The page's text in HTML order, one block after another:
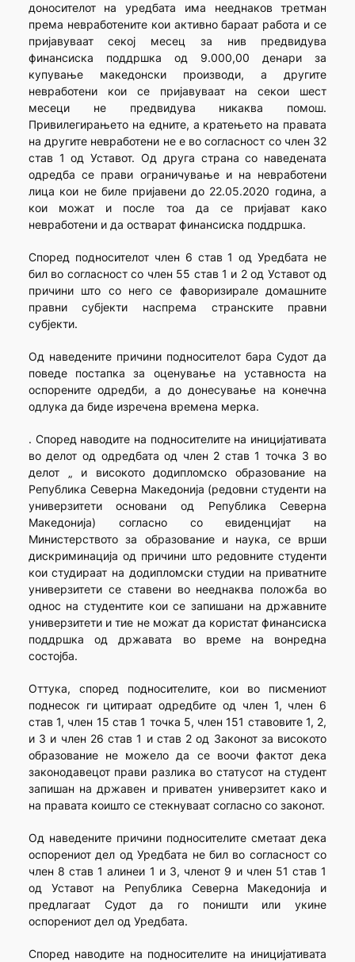
доносителот на уредбата има нееднаков третман
према невработените кои активно бараат работа и се
пријавуваат секој месец за нив предвидува
финансиска поддршка од 9.000,00 денари за
купување македонски производи, а другите
невработени кои се пријавуваат на секои шест
месеци не предвидува никаква помош.
Привилегирањето на едните, а кратењето на правата
на другите невработени не е во согласност со член 32
став 1 од Уставот. Од друга страна со наведената
одредба се прави ограничување и на невработени
лица кои не биле пријавени до 22.05.2020 година, а
кои можат и после тоа да се пријават како
невработени и да остварат финансиска поддршка.
Според подносителот член 6 став 1 од Уредбата не
бил во согласност со член 55 став 1 и 2 од Уставот од
причини што со него се фаворизирале домашните
правни субјекти наспрема странските правни
субјекти.
Од наведените причини подносителот бара Судот да
поведе постапка за оценување на уставноста на
оспорените одредби, а до донесување на конечна
одлука да биде изречена времена мерка.
. Според наводите на подносителите на иницијативата
во делот од одредбата од член 2 став 1 точка 3 во
делот „ и високото додипломско образование на
Република Северна Македонија (редовни студенти на
универзитети основани од Република Северна
Македонија) согласно со евиденцијат на
Министерството за образование и наука, се врши
дискриминација од причини што редовните студенти
кои студираат на додипломски студии на приватните
универзитети се ставени во нееднаква положба во
однос на студентите кои се запишани на државните
универзитети и тие не можат да користат финансиска
поддршка од државата во време на вонредна
состојба.
Оттука, според подносителите, кои во писмениот
поднесок ги цитираат одредбите од член 1, член 6
став 1, член 15 став 1 точка 5, член 151 ставовите 1, 2,
и 3 и член 26 став 1 и став 2 од Законот за високото
образование не можело да се воочи фактот дека
законодавецот прави разлика во статусот на студент
запишан на државен и приватен универзитет како и
на правата коишто се стекнуваат согласно со законот.
Од наведените причини подносителите сметаат дека
оспорениот дел од Уредбата не бил во согласност со
член 8 став 1 алинеи 1 и 3, членот 9 и член 51 став 1
од Уставот на Република Северна Македонија и
предлагаат Судот да го поништи или укине
оспорениот дел од Уредбата.
Според наводите на подносителите на иницијативата